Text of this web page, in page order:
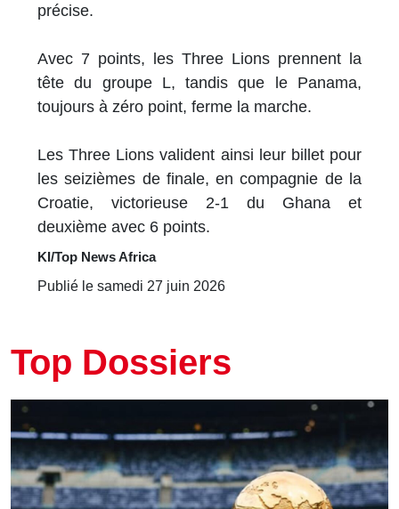
précise.
Avec 7 points, les Three Lions prennent la
tête du groupe L, tandis que le Panama,
toujours à zéro point, ferme la marche.
Les Three Lions valident ainsi leur billet pour
les seizièmes de finale, en compagnie de la
Croatie, victorieuse 2-1 du Ghana et
deuxième avec 6 points.
KI/Top News Africa
Publié le samedi 27 juin 2026
Top Dossiers